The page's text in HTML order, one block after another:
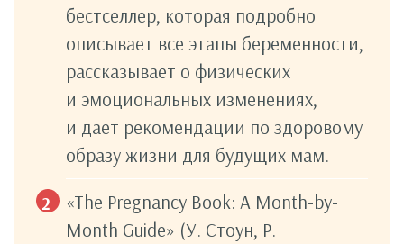
бестселлер, которая подробно
описывает все этапы беременности,
рассказывает о физических
и эмоциональных изменениях,
и дает рекомендации по здоровому
образу жизни для будущих мам.
«The Pregnancy Book: A Month-by-
Month Guide» (У. Стоун, Р.